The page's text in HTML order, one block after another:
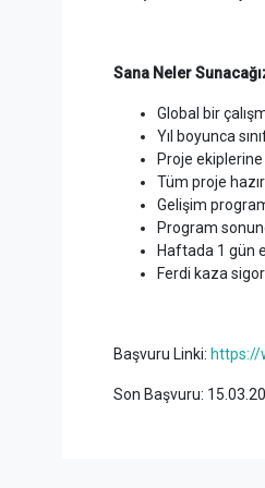
Sana Neler
Global bir
Yıl boyunca
Proje
Tüm proje
Gelişim
Program
Haftada 1 gün
Ferdi kaza
Başvuru Linki: https://
Son Başvuru: